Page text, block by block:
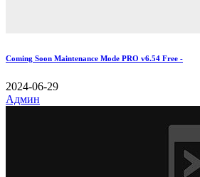
Coming Soon Maintenance Mode PRO v6.54 Free -
2024-06-29
Админ